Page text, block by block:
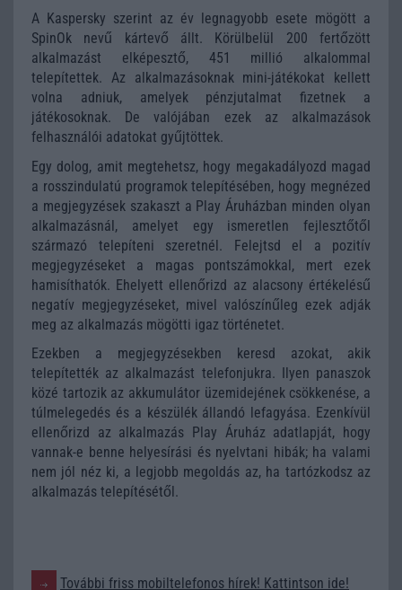
A Kaspersky szerint az év legnagyobb esete mögött a
SpinOk nevű kártevő állt. Körülbelül 200 fertőzött
alkalmazást elképesztő, 451 millió alkalommal
telepítettek. Az alkalmazásoknak mini-játékokat kellett
volna adniuk, amelyek pénzjutalmat fizetnek a
játékosoknak. De valójában ezek az alkalmazások
felhasználói adatokat gyűjtöttek.
Egy dolog, amit megtehetsz, hogy megakadályozd magad
a rosszindulatú programok telepítésében, hogy megnézed
a megjegyzések szakaszt a Play Áruházban minden olyan
alkalmazásnál, amelyet egy ismeretlen fejlesztőtől
származó telepíteni szeretnél. Felejtsd el a pozitív
megjegyzéseket a magas pontszámokkal, mert ezek
hamisíthatók. Ehelyett ellenőrizd az alacsony értékelésű
negatív megjegyzéseket, mivel valószínűleg ezek adják
meg az alkalmazás mögötti igaz történetet.
Ezekben a megjegyzésekben keresd azokat, akik
telepítették az alkalmazást telefonjukra. Ilyen panaszok
közé tartozik az akkumulátor üzemidejének csökkenése, a
túlmelegedés és a készülék állandó lefagyása. Ezenkívül
ellenőrizd az alkalmazás Play Áruház adatlapját, hogy
vannak-e benne helyesírási és nyelvtani hibák; ha valami
nem jól néz ki, a legjobb megoldás az, ha tartózkodsz az
alkalmazás telepítésétől.
További friss mobiltelefonos hírek! Kattintson ide!